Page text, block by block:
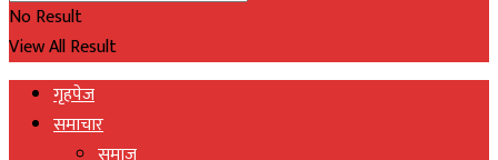
No Result
View All Result
गृहपेज
समाचार